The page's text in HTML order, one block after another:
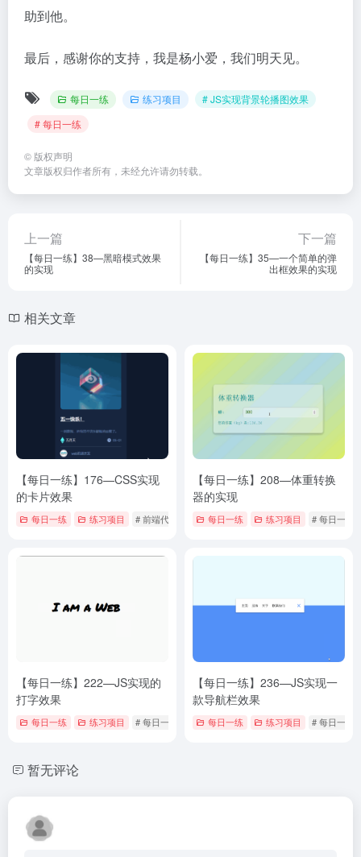
助到他。
最后，感谢你的支持，我是杨小爱，我们明天见。
每日一练 练习项目
# JS实现背景轮播图效果
# 每日一练
© 版权声明
文章版权归作者所有，未经允许请勿转载。
上一篇
【每日一练】38—黑暗模式效果
的实现
下一篇
【每日一练】35—一个简单的弹
出框效果的实现
相关文章
【每日一练】176—CSS实现
的卡片效果
每日一练 练习项目 # 前端代码 # 每日一练
【每日一练】208—体重转换
器的实现
每日一练 练习项目 # 每日一练
【每日一练】222—JS实现的
打字效果
每日一练 练习项目 # 每日一练
【每日一练】236—JS实现一
款导航栏效果
每日一练 练习项目 # 每日一练
暂无评论